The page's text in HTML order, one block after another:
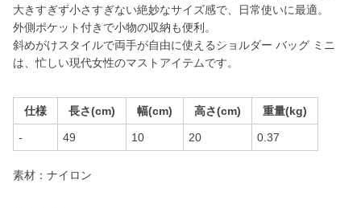
大きすぎず小さすぎない絶妙なサイズ感で、日常使いに最適。
外側ポケット付きで小物の収納も便利。
斜めがけスタイルで両手が自由に使えるショルダー バッグ ミニ
は、忙しい現代女性のマストアイテムです。
仕様 長さ(cm) 幅(cm) 高さ(cm) 重量(kg)
- 49 10 20 0.37
素材：ナイロン